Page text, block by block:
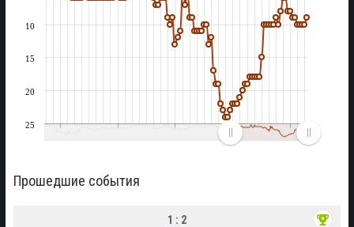
10
15
20
25
Прошедшие события
1 : 2